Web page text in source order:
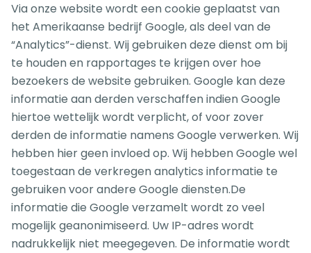
Via onze website wordt een cookie geplaatst van
het Amerikaanse bedrijf Google, als deel van de
“Analytics”-dienst. Wij gebruiken deze dienst om bij
te houden en rapportages te krijgen over hoe
bezoekers de website gebruiken. Google kan deze
informatie aan derden verschaffen indien Google
hiertoe wettelijk wordt verplicht, of voor zover
derden de informatie namens Google verwerken. Wij
hebben hier geen invloed op. Wij hebben Google wel
toegestaan de verkregen analytics informatie te
gebruiken voor andere Google diensten.De
informatie die Google verzamelt wordt zo veel
mogelijk geanonimiseerd. Uw IP-adres wordt
nadrukkelijk niet meegegeven. De informatie wordt